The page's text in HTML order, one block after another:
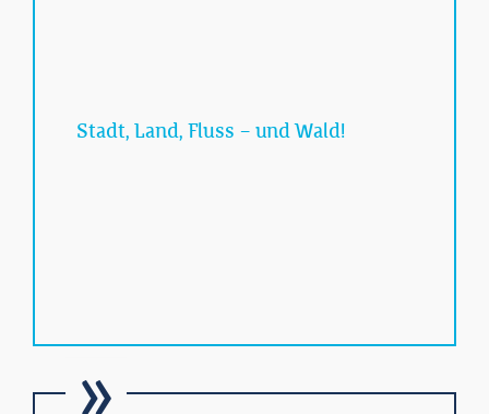
Stadt, Land, Fluss – und Wald!